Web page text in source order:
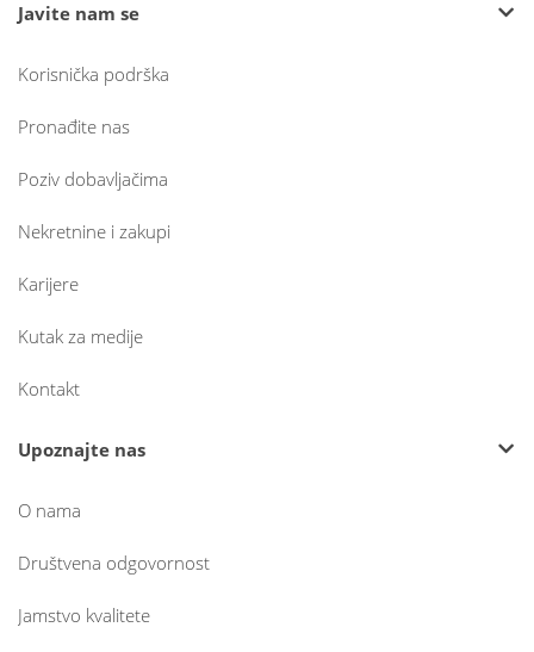
Javite nam se
Korisnička podrška
Pronađite nas
Poziv dobavljačima
Nekretnine i zakupi
Karijere
Kutak za medije
Kontakt
Upoznajte nas
O nama
Društvena odgovornost
Jamstvo kvalitete